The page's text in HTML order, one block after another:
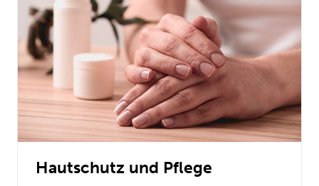
Hautschutz und Pflege